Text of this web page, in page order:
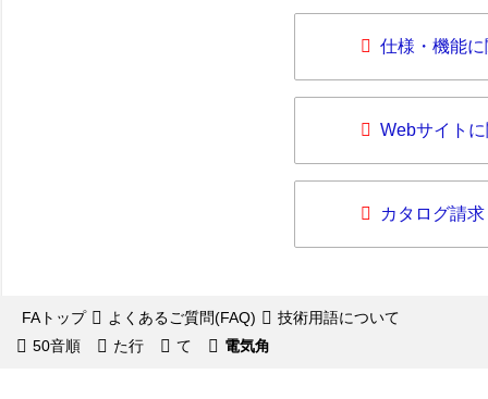
仕様・機能
Webサイト
カタログ請求
FAトップ よくあるご質問(FAQ)
技術用語について
50音順
た行 て 電気角